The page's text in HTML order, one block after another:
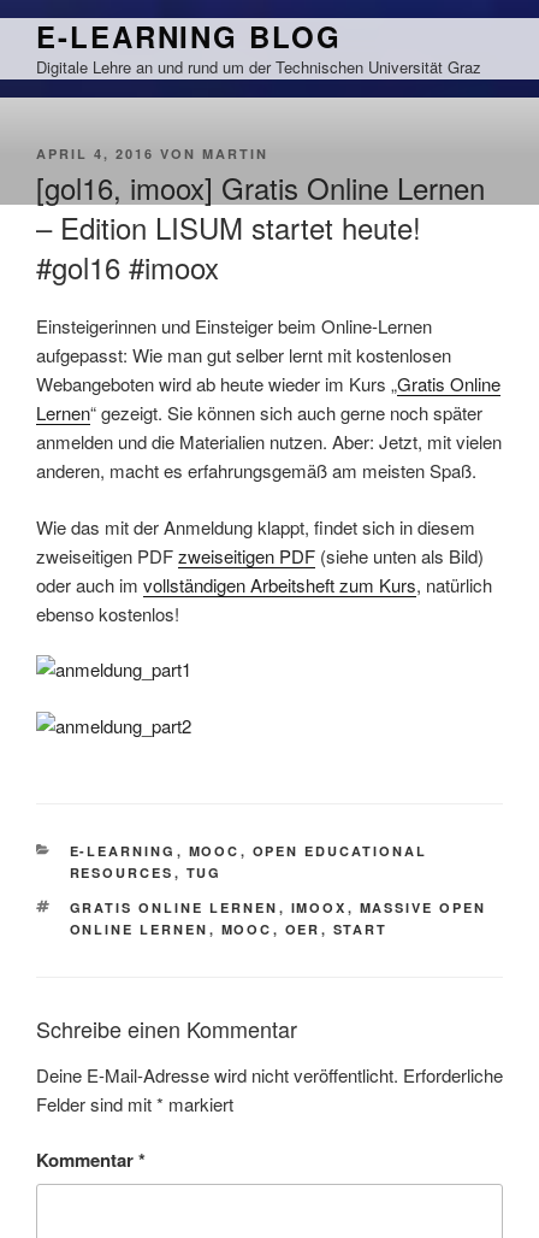
Zum
springen
E-LEARNING BLOG
Digitale Lehre an und rund um der Technischen Universität Graz
VERÖFFENTLICHT
APRIL 4, 2016 VON MARTIN
[gol16, imoox] Gratis Online Lernen
– Edition LISUM startet heute!
#gol16 #imoox
Einsteigerinnen und Einsteiger beim Online-Lernen
aufgepasst: Wie man gut selber lernt mit kostenlosen
Webangeboten wird ab heute wieder im Kurs „Gratis Online
Lernen“ gezeigt. Sie können sich auch gerne noch später
anmelden und die Materialien nutzen. Aber: Jetzt, mit vielen
anderen, macht es erfahrungsgemäß am meisten Spaß.
Wie das mit der Anmeldung klappt, findet sich in diesem
zweiseitigen PDFzweiseitigen PDF (siehe unten als Bild)
oder auch im vollständigen Arbeitsheft zum Kurs, natürlich
ebenso kostenlos!
KATEGORIEN
E-LEARNING , MOOC , OPEN EDUCATIONAL
RESOURCES , TUG
SCHLAGWÖRTER
GRATIS ONLINE LERNEN , IMOOX , MASSIVE OPEN
ONLINE LERNEN , MOOC , OER , START
Schreibe einen Kommentar
Deine E-Mail-Adresse wird nicht veröffentlicht. Erforderliche
Felder sind mit* markiert
Kommentar*